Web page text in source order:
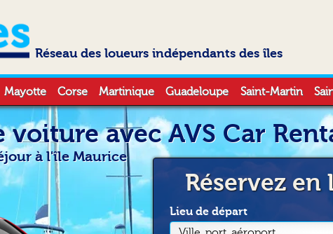
Réseau des loueurs indépendants des îles
Mayotte Corse Martinique Guadeloupe Saint-Martin
voiture avec AVS Car
à l'île Maurice
Réservez en
Lieu de départ